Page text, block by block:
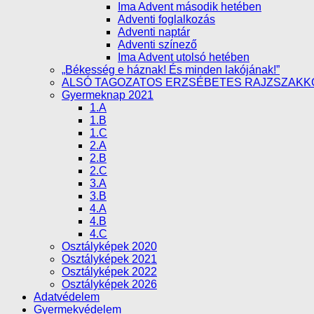
Ima Advent második hetében
Adventi foglalkozás
Adventi naptár
Adventi színező
Ima Advent utolsó hetében
„Békesség e háznak! És minden lakójának!”
ALSÓ TAGOZATOS ERZSÉBETES
Gyermeknap 2021
1.A
1.B
1.C
2.A
2.B
2.C
3.A
3.B
4.A
4.B
4.C
Osztályképek 2020
Osztályképek 2021
Osztályképek 2022
Osztályképek 2026
Adatvédelem
Gyermekvédelem